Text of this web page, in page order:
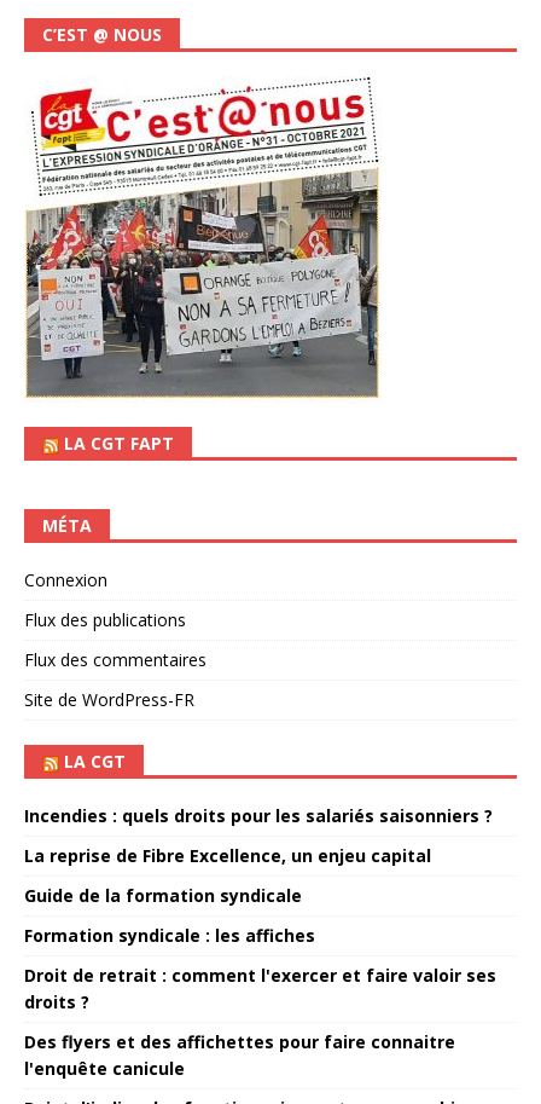
C’EST @ NOUS
LA CGT FAPT
MÉTA
Connexion
Flux des publications
Flux des commentaires
Site de WordPress-FR
LA CGT
Incendies : quels droits pour les salariés saisonniers ?
La reprise de Fibre Excellence, un enjeu capital
Guide de la formation syndicale
Formation syndicale : les affiches
Droit de retrait : comment l'exercer et faire valoir ses
droits ?
Des flyers et des affichettes pour faire connaitre
l'enquête canicule